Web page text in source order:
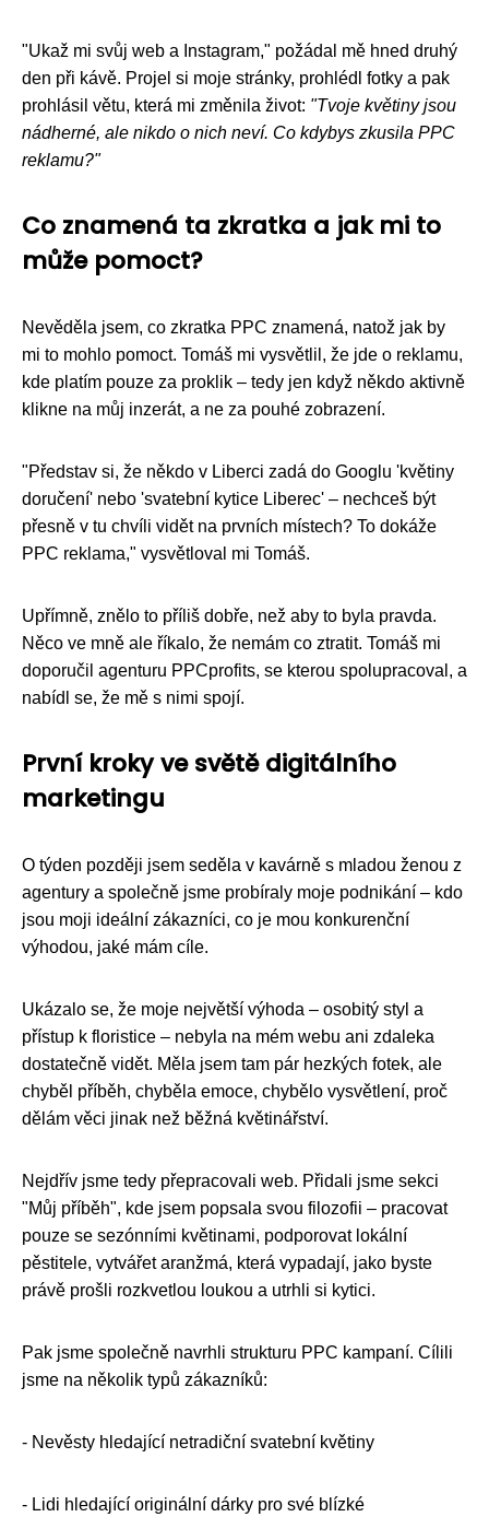
"Ukaž mi svůj web a Instagram," požádal mě hned druhý
den při kávě. Projel si moje stránky, prohlédl fotky a pak
prohlásil větu, která mi změnila život: "Tvoje květiny jsou
nádherné, ale nikdo o nich neví. Co kdybys zkusila PPC
reklamu?"
Co znamená ta zkratka a jak mi to
může pomoct?
Nevěděla jsem, co zkratka PPC znamená, natož jak by
mi to mohlo pomoct. Tomáš mi vysvětlil, že jde o reklamu,
kde platím pouze za proklik – tedy jen když někdo aktivně
klikne na můj inzerát, a ne za pouhé zobrazení.
"Představ si, že někdo v Liberci zadá do Googlu 'květiny
doručení' nebo 'svatební kytice Liberec' – nechceš být
přesně v tu chvíli vidět na prvních místech? To dokáže
PPC reklama," vysvětloval mi Tomáš.
Upřímně, znělo to příliš dobře, než aby to byla pravda.
Něco ve mně ale říkalo, že nemám co ztratit. Tomáš mi
doporučil agenturu PPCprofits, se kterou spolupracoval, a
nabídl se, že mě s nimi spojí.
První kroky ve světě digitálního
marketingu
O týden později jsem seděla v kavárně s mladou ženou z
agentury a společně jsme probíraly moje podnikání – kdo
jsou moji ideální zákazníci, co je mou konkurenční
výhodou, jaké mám cíle.
Ukázalo se, že moje největší výhoda – osobitý styl a
přístup k floristice – nebyla na mém webu ani zdaleka
dostatečně vidět. Měla jsem tam pár hezkých fotek, ale
chyběl příběh, chyběla emoce, chybělo vysvětlení, proč
dělám věci jinak než běžná květinářství.
Nejdřív jsme tedy přepracovali web. Přidali jsme sekci
"Můj příběh", kde jsem popsala svou filozofii – pracovat
pouze se sezónními květinami, podporovat lokální
pěstitele, vytvářet aranžmá, která vypadají, jako byste
právě prošli rozkvetlou loukou a utrhli si kytici.
Pak jsme společně navrhli strukturu PPC kampaní. Cílili
jsme na několik typů zákazníků:
- Nevěsty hledající netradiční svatební květiny
- Lidi hledající originální dárky pro své blízké